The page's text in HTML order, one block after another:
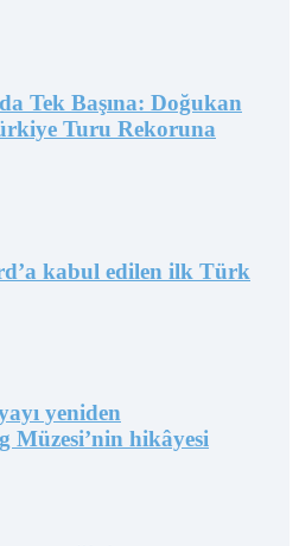
Tek Başına: Doğukan
Turu Rekoruna
kabul edilen ilk Türk
yeniden
Müzesi’nin hikâyesi